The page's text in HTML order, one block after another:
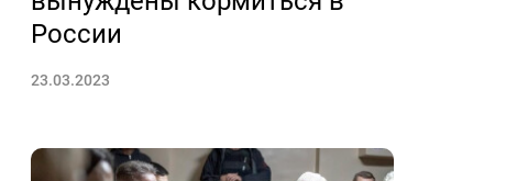
России
23.03.2023